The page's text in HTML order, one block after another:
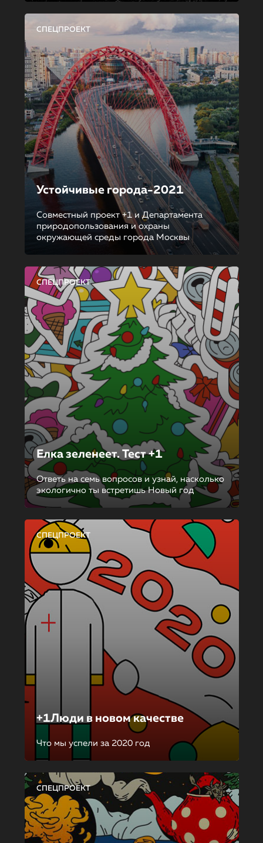
СПЕЦПРОЕКТ
Устойчивые города-2021
Совместный проект +1 и Департамента
природопользования и охраны
окружающей среды города Москвы
СПЕЦПРОЕКТ
Елка зеленеет. Тест +1
Ответь на семь вопросов и узнай, насколько
экологично ты встретишь Новый год
СПЕЦПРОЕКТ
+1Люди в новом качестве
Что мы успели за 2020 год
СПЕЦПРОЕКТ